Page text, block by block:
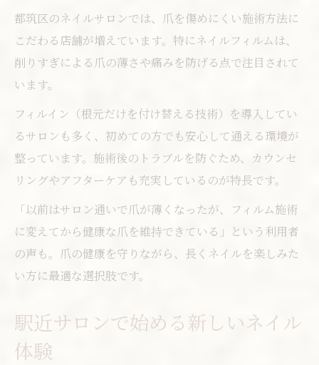
ネイルの質感や色味で選ぶ満足ポイント
ネイル初心者におすすめの選び方ガイド
施術前後で変わるネイルの扱い方を解説
長持ちさせるためのネイルケアポイント
ネイルフィルムと相性の良い施術方法
都筑区のネイルサロンでは、爪を傷めにくい施術方法に
こだわる店舗が増えています。特にネイルフィルムは、
削りすぎによる爪の薄さや痛みを防げる点で注目されて
います。
フィルイン（根元だけを付け替える技術）を導入してい
るサロンも多く、初めての方でも安心して通える環境が
整っています。施術後のトラブルを防ぐため、カウンセ
リングやアフターケアも充実しているのが特長です。
「以前はサロン通いで爪が薄くなったが、フィルム施術
に変えてから健康な爪を維持できている」という利用者
の声も。爪の健康を守りながら、長くネイルを楽しみた
い方に最適な選択肢です。
駅近サロンで始める新しいネイル
体験